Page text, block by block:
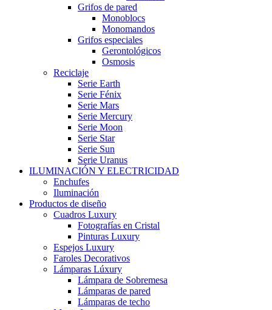
Grifos de pared
Monoblocs
Monomandos
Grifos especiales
Gerontológicos
Osmosis
Reciclaje
Serie Earth
Serie Fénix
Serie Mars
Serie Mercury
Serie Moon
Serie Star
Serie Sun
Serie Uranus
ILUMINACIÓN Y ELECTRICIDAD
Enchufes
Iluminación
Productos de diseño
Cuadros Luxury
Fotografías en Cristal
Pinturas Luxury
Espejos Luxury
Faroles Decorativos
Lámparas Lúxury
Lámpara de Sobremesa
Lámparas de pared
Lámparas de techo